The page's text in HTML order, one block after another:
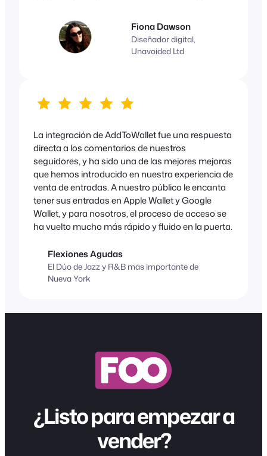
Fiona Dawson
Diseñador digital,
Unavoided Ltd
La integración de AddToWallet fue una respuesta
directa a los comentarios de nuestros
seguidores, y ha sido una de las mejores mejoras
que hemos introducido en nuestra experiencia de
venta de entradas. A nuestro público le encanta
tener sus entradas en Apple Wallet y Google
Wallet, y para nosotros, el proceso de acceso se
ha vuelto mucho más rápido y fluido en la puerta.
Flexiones Agudas
El Dúo de Jazz y R&B más importante de
Nueva York
¿Listo para empezar a
vender?